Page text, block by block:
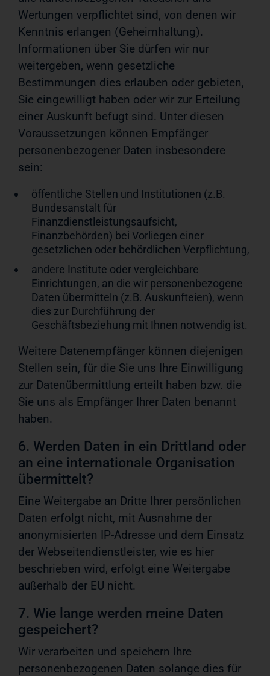
Wertungen verpflichtet sind, von denen wir
Kenntnis erlangen (Geheimhaltung).
Informationen über Sie dürfen wir nur
weitergeben, wenn gesetzliche
Bestimmungen dies erlauben oder gebieten,
Sie eingewilligt haben oder wir zur Erteilung
einer Auskunft befugt sind. Unter diesen
Voraussetzungen können Empfänger
personenbezogener Daten insbesondere
sein:
öffentliche Stellen und Institutionen (z.B.
Bundesanstalt für
Finanzdienstleistungsaufsicht,
Finanzbehörden) bei Vorliegen einer
gesetzlichen oder behördlichen Verpflichtung,
andere Institute oder vergleichbare
Einrichtungen, an die wir personenbezogene
Daten übermitteln (z.B. Auskunfteien), wenn
dies zur Durchführung der
Geschäftsbeziehung mit Ihnen notwendig ist.
Weitere Datenempfänger können diejenigen
Stellen sein, für die Sie uns Ihre Einwilligung
zur Datenübermittlung erteilt haben bzw. die
Sie uns als Empfänger Ihrer Daten benannt
haben.
6. Werden Daten in ein Drittland oder
an eine internationale Organisation
übermittelt?
Eine Weitergabe an Dritte Ihrer persönlichen
Daten erfolgt nicht, mit Ausnahme der
anonymisierten IP-Adresse und dem Einsatz
der Webseitendienstleister, wie es hier
beschrieben wird, erfolgt eine Weitergabe
außerhalb der EU nicht.
7. Wie lange werden meine Daten
gespeichert?
Wir verarbeiten und speichern Ihre
personenbezogenen Daten solange dies für